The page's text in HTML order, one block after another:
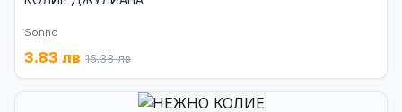
Sonno
3.83 лв 15.33 лв